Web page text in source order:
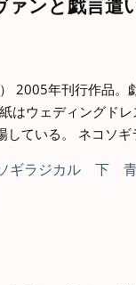
2005年刊行作品。
はウェディングド
している。 ネコソ